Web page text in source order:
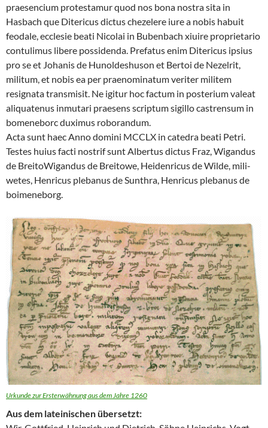
praesencium protestamur quod nos bona nostra sita in
Hasbach que Ditericus dictus chezelere iure a nobis habuit
feodale, ecclesie beati Nicolai in Bubenbach xiuire proprietario
contulimus libere possidenda. Prefatus enim Ditericus ipsius
pro se et Johanis de Hunoldeshuson et Bertoi de Nezelrit,
militum, et nobis ea per praenominatum veriter militem
resignata transmisit. Ne igitur hoc factum in posterium valeat
aliquatenus inmutari praesens scriptum sigillo castrensum in
bomeneborc duximus roborandum.
Acta sunt haec Anno domini MCCLX in catedra beati Petri.
Testes huius facti nostrif sunt Albertus dictus Fraz, Wigandus
de BreitoWigandus de Breitowe, Heidenricus de Wilde, mili-
wetes, Henricus plebanus de Sunthra, Henricus plebanus de
boimeneborg.
Urkunde zur Ersterwähnung aus dem Jahre 1260
Aus dem lateinischen übersetzt: